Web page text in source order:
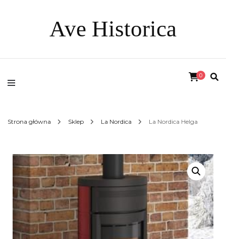
Ave Historica
0
Strona główna Sklep La Nordica La Nordica Helga